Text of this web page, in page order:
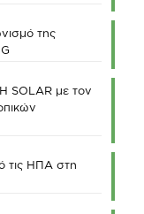
της
SOLAR με τον
τις ΗΠΑ στη